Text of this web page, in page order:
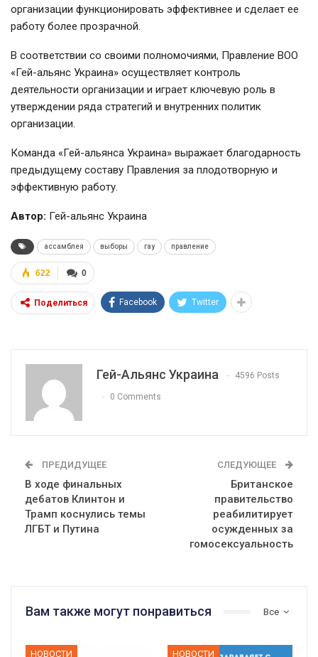
организации функционировать эффективнее и сделает ее
работу более прозрачной.
В соответствии со своими полномочиями, Правление ВОО
«Гей-альянс Украина» осуществляет контроль
деятельности организации и играет ключевую роль в
утверждении ряда стратегий и внутренних политик
организации.
Команда «Гей-альянса Украина» выражает благодарность
предыдущему составу Правления за плодотворную и
эффективную работу.
Автор: Гей-альянс Украина
ассамблея выборы гау правление
0
622
Поделиться Facebook Twitter
Гей-Альянс Украина 4596 Posts
0 Comments
ПРЕДИДУЩЕЕ
В ходе финальных
дебатов Клинтон и
Трамп коснулись темы
ЛГБТ и Путина
СЛЕДУЮЩЕЕ
Британское
правительство
реабилитирует
осужденных за
гомосексуальность
Все
Вам также могут понравиться
НОВОСТИ НОВОСТИ